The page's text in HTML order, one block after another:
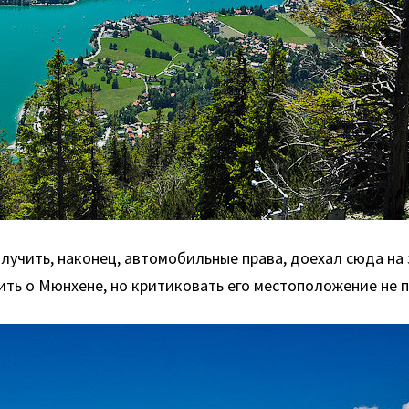
наконец, автомобильные права, доехал сюда на
о Мюнхене, но критиковать его местоположение